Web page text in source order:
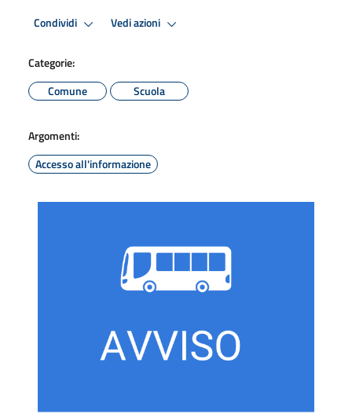
Condividi Vedi azioni
Categorie:
Comune
Scuola
Argomenti:
Accesso all'informazione